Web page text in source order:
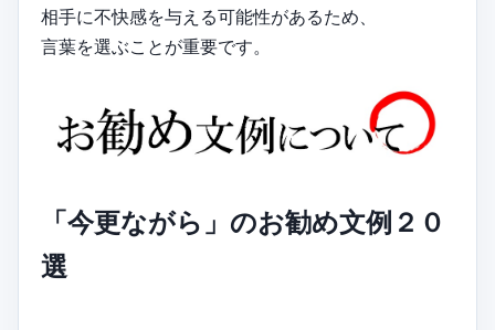
相手に不快感を与える可能性があるため、
言葉を選ぶことが重要です。
「今更ながら」のお勧め文例２０
選